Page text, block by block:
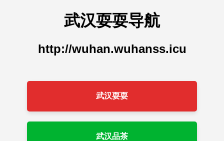
武汉耍耍导航
http://wuhan.wuhanss.icu
武汉耍耍
武汉品茶